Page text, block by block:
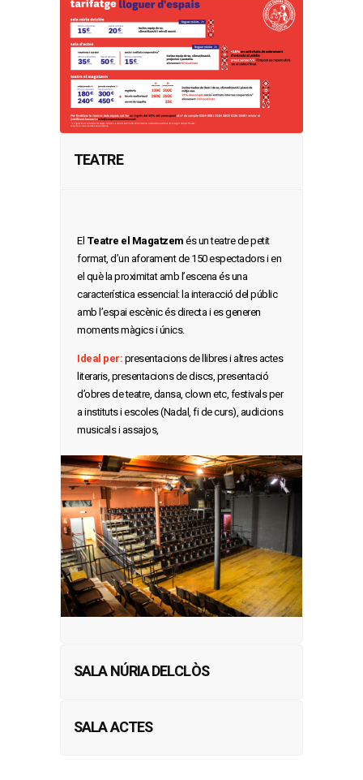
TEATRE
El Teatre el Magatzemés un teatre de petit
format, d’un aforament de 150 espectadors i en
el què la proximitat amb l’escena és una
característica essencial: la interacció del públic
amb l’espai escènic és directa i es generen
moments màgics i únics.
Ideal per:presentacions de llibres i altres actes
literaris, presentacions de discs, presentació
d’obres de teatre, dansa, clown etc, festivals per
a instituts i escoles (Nadal, fi de curs), audicions
musicals i assajos,
SALA NÚRIA DELCLÒS
SALA ACTES